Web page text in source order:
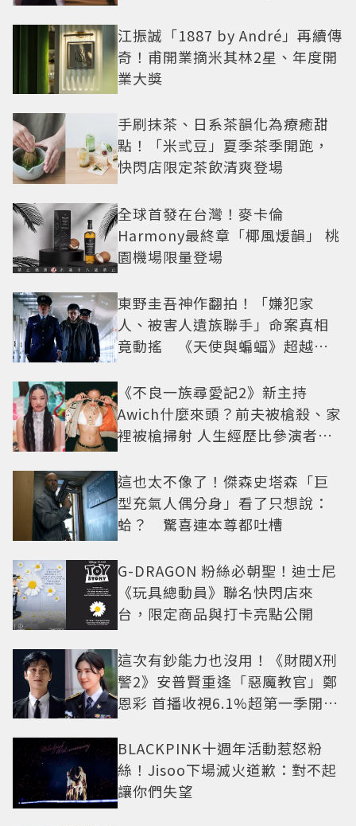
江振誠「1887 by André」再續傳
奇！甫開業摘米其林2星、年度開
業大獎
手刷抹茶、日系茶韻化為療癒甜
點！「米弎豆」夏季茶季開跑，
快閃店限定茶飲清爽登場
全球首發在台灣！麥卡倫
Harmony最終章「椰風煖韻」 桃
園機場限量登場
東野圭吾神作翻拍！「嫌犯家
人、被害人遺族聯手」命案真相
竟動搖 《天使與蝙蝠》超越懸
《不良一族尋愛記2》新主持
Awich什麼來頭？前夫被槍殺、家
裡被槍掃射 人生經歷比參演者還
這也太不像了！傑森史塔森「巨
型充氣人偶分身」看了只想說：
蛤？ 驚喜連本尊都吐槽
G-DRAGON 粉絲必朝聖！迪士尼
《玩具總動員》聯名快閃店來
台，限定商品與打卡亮點公開
這次有鈔能力也沒用！《財閥X刑
警2》安普賢重逢「惡魔教官」鄭
恩彩 首播收視6.1%超第一季開紅
BLACKPINK十週年活動惹怒粉
絲！Jisoo下場滅火道歉：對不起
讓你們失望